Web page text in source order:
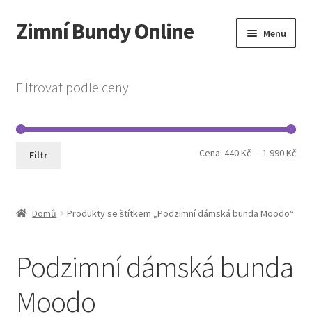
Přeskočit
na
Přejít
k
Zimní Bundy Online Menu
menu
Filtrovat podle ceny
Filtr Cena:440 Kč—1 990 Kč
Domů Produkty se štítkem „Podzimní dámská bunda Moodo“
Podzimní dámská bunda
Moodo